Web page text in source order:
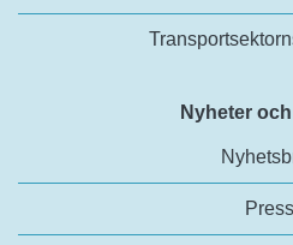
Nyheter
Press